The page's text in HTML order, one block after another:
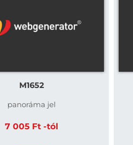
M1652
panoráma jel
7 005 Ft -tól